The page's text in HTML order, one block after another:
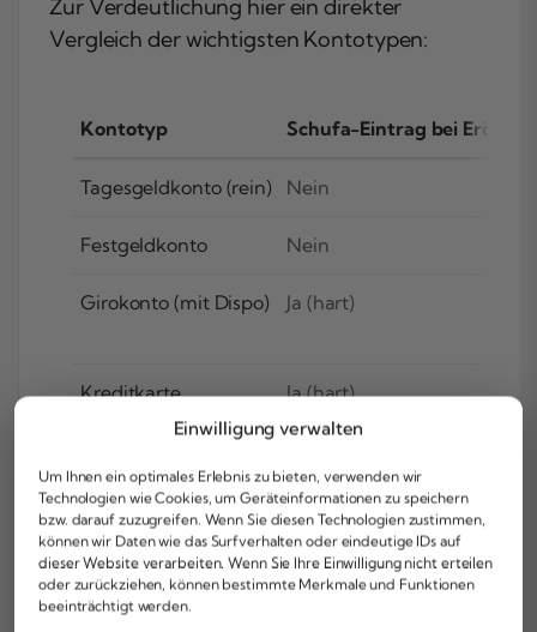
Einwilligung verwalten
Um Ihnen ein optimales Erlebnis zu bieten, verwenden wir
Technologien wie Cookies, um Geräteinformationen zu speichern
bzw. darauf zuzugreifen. Wenn Sie diesen Technologien zustimmen,
können wir Daten wie das Surfverhalten oder eindeutige IDs auf
dieser Website verarbeiten. Wenn Sie Ihre Einwilligung nicht erteilen
oder zurückziehen, können bestimmte Merkmale und Funktionen
beeinträchtigt werden.
Zur Verdeutlichung hier ein direkter
Vergleich der wichtigsten Kontotypen:
Kontotyp Schufa-Eintrag bei
Tagesgeldkonto (rein) Nein
Festgeldkonto Nein
Girokonto (mit Dispo) Ja (hart)
Kreditkarte Ja (hart)
Ratenkredit Ja (hart)
Basiskonto
Ja (Abfrage, ob bereits